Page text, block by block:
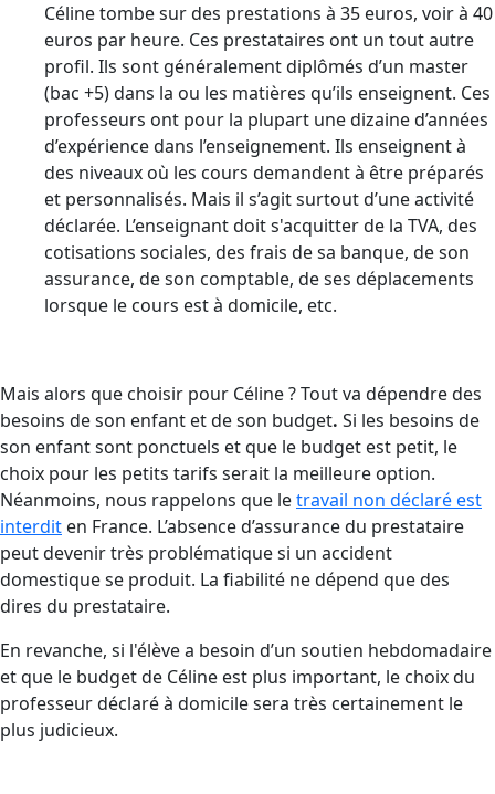
Céline tombe sur des prestations à 35 euros, voir à 40
euros par heure. Ces prestataires ont un tout autre
profil. Ils sont généralement diplômés d’un master
(bac +5) dans la ou les matières qu’ils enseignent. Ces
professeurs ont pour la plupart une dizaine d’années
d’expérience dans l’enseignement. Ils enseignent à
des niveaux où les cours demandent à être préparés
et personnalisés. Mais il s’agit surtout d’une activité
déclarée. L’enseignant doit s'acquitter de la TVA, des
cotisations sociales, des frais de sa banque, de son
assurance, de son comptable, de ses déplacements
lorsque le cours est à domicile, etc.
Mais alors que choisir pour Céline ? Tout va dépendre des
besoins de son enfant et de son budget. Si les besoins de
son enfant sont ponctuels et que le budget est petit, le
choix pour les petits tarifs serait la meilleure option.
Néanmoins, nous rappelons que letravail non déclaré est
interdit en France. L’absence d’assurance du prestataire
peut devenir très problématique si un accident
domestique se produit. La fiabilité ne dépend que des
dires du prestataire.
En revanche, si l'élève a besoin d’un soutien hebdomadaire
et que le budget de Céline est plus important, le choix du
professeur déclaré à domicile sera très certainement le
plus judicieux.